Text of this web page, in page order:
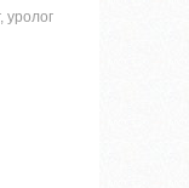
уролог